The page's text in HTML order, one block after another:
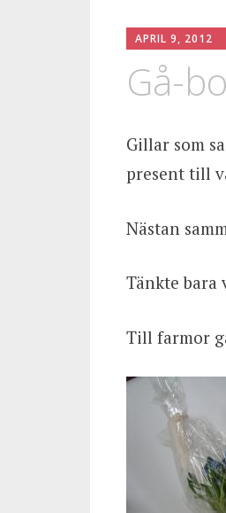
APRIL 9, 2012
Gå-
Gillar som
present till
Nästan
Tänkte bara
Till farmor